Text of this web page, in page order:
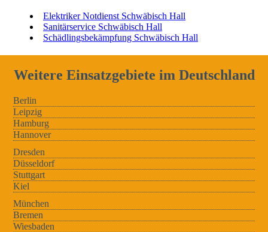
Elektriker Notdienst Schwäbisch Hall
Sanitärservice Schwäbisch Hall
Schädlingsbekämpfung Schwäbisch Hall
Weitere Einsatzgebiete im Deutschland
Berlin
Leipzig
Hamburg
Hannover
Dresden
Düsseldorf
Stuttgart
Kiel
München
Bremen
Wiesbaden